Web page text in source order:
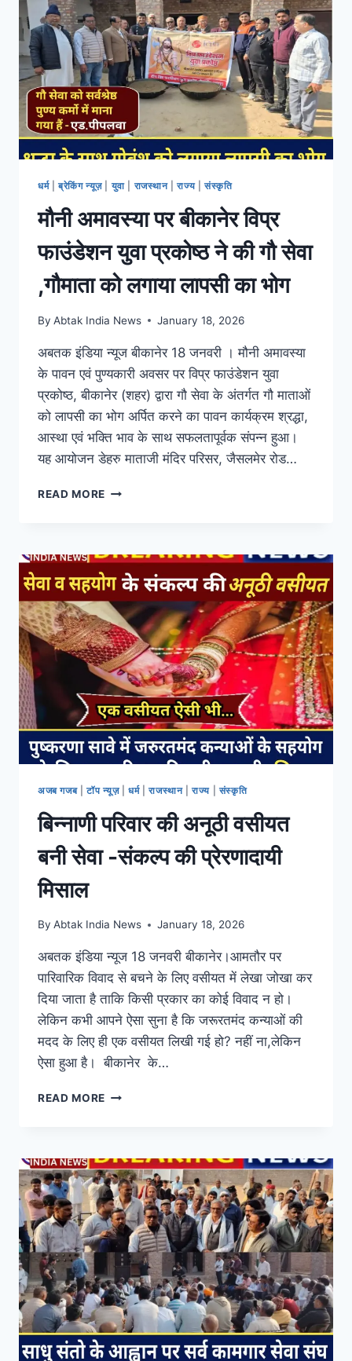
धर्म| ब्रेकिंग न्यूज़| युवा| राजस्थान|राज्य| संस्कृति
मौनी अमावस्या पर बीकानेर विप्र
फाउंडेशन युवा प्रकोष्ठ ने की गौ सेवा
,गौमाता को लगाया लापसी का भोग
By Abtak India News January 18, 2026
अबतक इंडिया न्यूज बीकानेर 18 जनवरी । मौनी अमावस्या
के पावन एवं पुण्यकारी अवसर पर विप्र फाउंडेशन युवा
प्रकोष्ठ, बीकानेर (शहर) द्वारा गौ सेवा के अंतर्गत गौ माताओं
को लापसी का भोग अर्पित करने का पावन कार्यक्रम श्रद्धा,
आस्था एवं भक्ति भाव के साथ सफलतापूर्वक संपन्न हुआ।
यह आयोजन डेहरु माताजी मंदिर परिसर, जैसलमेर रोड…
READ MORE
अजब गजब| टॉप न्यूज़|धर्म|राजस्थान|राज्य| संस्कृति
बिन्नाणी परिवार की अनूठी वसीयत
बनी सेवा -संकल्प की प्रेरणादायी
मिसाल
By Abtak India News January 18, 2026
अबतक इंडिया न्यूज 18 जनवरी बीकानेर।आमतौर पर
पारिवारिक विवाद से बचने के लिए वसीयत में लेखा जोखा कर
दिया जाता है ताकि किसी प्रकार का कोई विवाद न हो।
लेकिन कभी आपने ऐसा सुना है कि जरूरतमंद कन्याओं की
मदद के लिए ही एक वसीयत लिखी गई हो? नहीं ना,लेकिन
ऐसा हुआ है। बीकानेर के…
READ MORE